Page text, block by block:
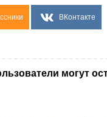
ВКонтакте
могут